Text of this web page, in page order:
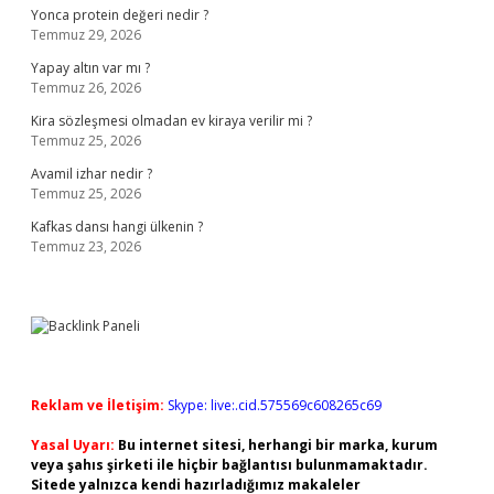
Yonca protein değeri nedir ?
Temmuz 29, 2026
Yapay altın var mı ?
Temmuz 26, 2026
Kira sözleşmesi olmadan ev kiraya verilir mi ?
Temmuz 25, 2026
Avamil izhar nedir ?
Temmuz 25, 2026
Kafkas dansı hangi ülkenin ?
Temmuz 23, 2026
Reklam ve İletişim: Skype: live:.cid.575569c608265c69
Yasal Uyarı: Bu internet sitesi, herhangi bir marka, kurum
veya şahıs şirketi ile hiçbir bağlantısı bulunmamaktadır.
Sitede yalnızca kendi hazırladığımız makaleler